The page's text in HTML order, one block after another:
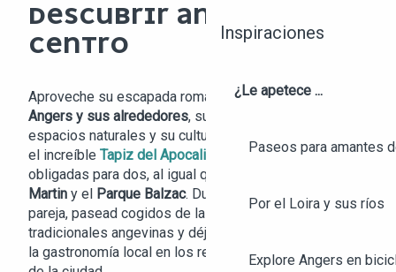
Inspiraciones
¿Le apetece ...
Paseos para amantes
Por el Loira y sus ríos
Explore Angers en
DESCUBRIR ANGERS Y SU
CENTRO
Aproveche su escapada romántica para descubrir
Angers y sus alrededores, su patrimonio, sus
espacios naturales y su cultura. El
el increíble Tapiz del Apocalipsis sonvisitas
obligadas para dos, al igual que
Martin y el Parque Balzac. Durante tu fin de semana en
pareja, pasead cogidos de la mano por las calles
tradicionales angevinas y déjate tentar por
la gastronomía local en los restaurantes de renombre